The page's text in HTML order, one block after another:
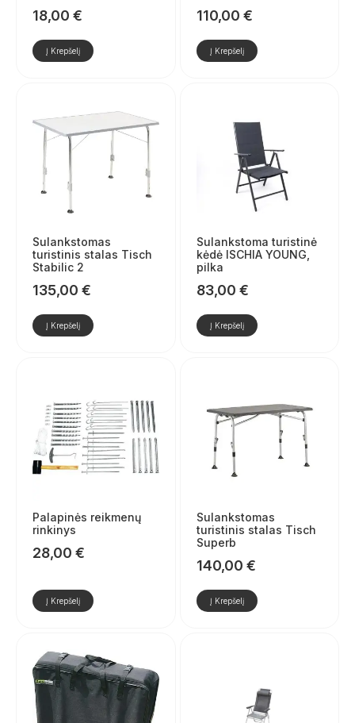
18,00 €
Į Krepšelį
110,00 €
Į Krepšelį
Sulankstomas
turistinis stalas Tisch
Stabilic 2
135,00 €
Į Krepšelį
Sulankstoma turistinė
kėdė ISCHIA YOUNG,
pilka
83,00 €
Į Krepšelį
Palapinės reikmenų
rinkinys
28,00 €
Į Krepšelį
Sulankstomas
turistinis stalas Tisch
Superb
140,00 €
Į Krepšelį